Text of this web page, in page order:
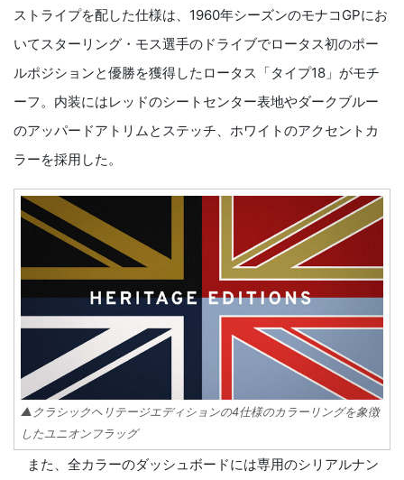
ストライプを配した仕様は、1960年シーズンのモナコGPにお
いてスターリング・モス選手のドライブでロータス初のポー
ルポジションと優勝を獲得したロータス「タイプ18」がモチ
ーフ。内装にはレッドのシートセンター表地やダークブルー
のアッパードアトリムとステッチ、ホワイトのアクセントカ
ラーを採用した。
▲クラシックヘリテージエディションの4仕様のカラーリングを象徴
したユニオンフラッグ
また、全カラーのダッシュボードには専用のシリアルナン